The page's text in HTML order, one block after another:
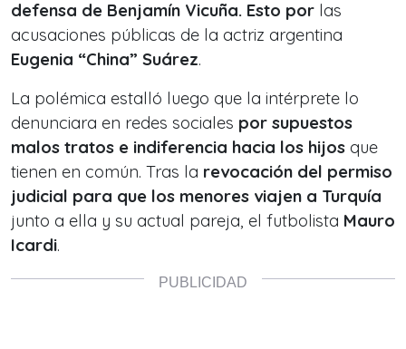
defensa de Benjamín Vicuña. Esto por las
acusaciones públicas de la actriz argentina
Eugenia “China” Suárez.
La polémica estalló luego que la intérprete lo
denunciara en redes sociales por supuestos
malos tratos e indiferencia hacia los hijos que
tienen en común. Tras la revocación del permiso
judicial para que los menores viajen a Turquía
junto a ella y su actual pareja, el futbolista Mauro
Icardi.